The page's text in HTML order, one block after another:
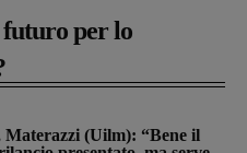
per lo
Materazzi (Uilm): “Bene il